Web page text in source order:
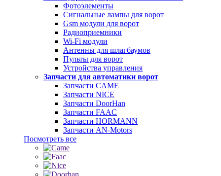
Фотоэлементы
Сигнальные лампы для ворот
Gsm модули для ворот
Радиоприемники
Wi-Fi модули
Антенны для шлагбаумов
Пульты для ворот
Устройства управления
Запчасти для автоматики ворот
Запчасти CAME
Запчасти NICE
Запчасти DoorHan
Запчасти FAAC
Запчасти HORMANN
Запчасти AN-Motors
Посмотреть все